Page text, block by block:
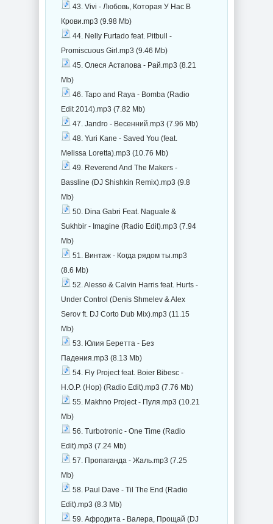
43. Vivi - Любовь, Которая У Нас В
Крови.mp3 (9.98 Mb)
44. Nelly Furtado feat. Pitbull -
Promiscuous Girl.mp3 (9.46 Mb)
45. Олеся Астапова - Рай.mp3 (8.21
Mb)
46. Tapo and Raya - Bomba (Radio
Edit 2014).mp3 (7.82 Mb)
47. Jandro - Весенний.mp3 (7.96 Mb)
48. Yuri Kane - Saved You (feat.
Melissa Loretta).mp3 (10.76 Mb)
49. Reverend And The Makers -
Bassline (DJ Shishkin Remix).mp3 (9.8
Mb)
50. Dina Gabri Feat. Naguale &
Sukhbir - Imagine (Radio Edit).mp3 (7.94
Mb)
51. Винтаж - Когда рядом ты.mp3
(8.6 Mb)
52. Alesso & Calvin Harris feat. Hurts -
Under Control (Denis Shmelev & Alex
Serov ft. DJ Corto Dub Mix).mp3 (11.15
Mb)
53. Юлия Беретта - Без
Падения.mp3 (8.13 Mb)
54. Fly Project feat. Boier Bibesc -
H.O.P. (Hop) (Radio Edit).mp3 (7.76 Mb)
55. Makhno Project - Пуля.mp3 (10.21
Mb)
56. Turbotronic - One Time (Radio
Edit).mp3 (7.24 Mb)
57. Пропаганда - Жаль.mp3 (7.25
Mb)
58. Paul Dave - Til The End (Radio
Edit).mp3 (8.3 Mb)
59. Афродита - Валера, Прощай (DJ